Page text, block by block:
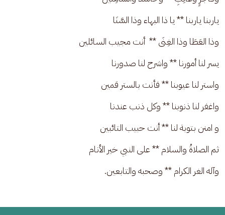
ياربنا ياربنا ** يا ذا البهاء وذا السَّنَا
وذا العَطَا وذا الغِنَى **  أنت مجيب السائلين
يسر لنا أمورنا ** واشرح لنا صدورنا
واستر لنا عيوبنا ** فأنت بالستر قمين
واغفر لنا ذنوبنا ** وكل ذنب عندنا
و امنن بتوبة لنا ** أنت حبيب التائبين
ثم الصلاةُ والسلام ** على النبي خير الأنام
وآله الغر الكرام ** وصحبه والتابعين.